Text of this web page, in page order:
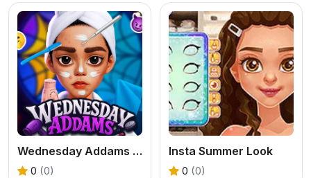
Wednesday Addams Beauty Salon
0 (0)
Insta Summer Look
0 (0)